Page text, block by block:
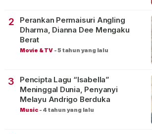
2
Perankan Permaisuri Angling
Dharma, Dianna Dee Mengaku
Berat
Movie & TV -5 tahun yang lalu
3
Pencipta Lagu “Isabella”
Meninggal Dunia, Penyanyi
Melayu Andrigo Berduka
Music - 4 tahun yang lalu